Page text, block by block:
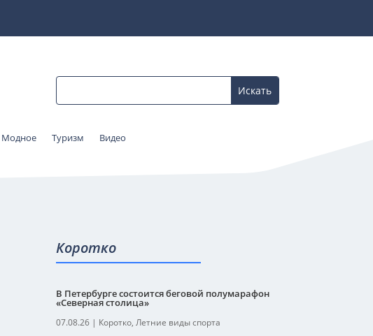
Модное Туризм Видео
Коротко
В Петербурге состоится беговой полумарафон
«Северная столица»
07.08.26| Коротко, Летние виды спорта